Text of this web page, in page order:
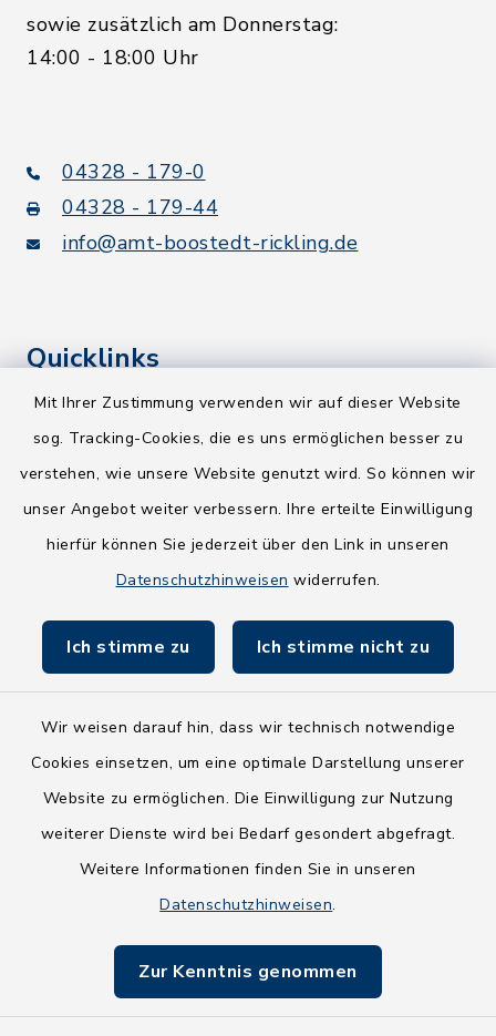
Mit Ihrer Zustimmung verwenden wir auf dieser Website
sog. Tracking-Cookies, die es uns ermöglichen besser zu
verstehen, wie unsere Website genutzt wird. So können wir
unser Angebot weiter verbessern. Ihre erteilte Einwilligung
hierfür können Sie jederzeit über den Link in unseren
Datenschutzhinweisen widerrufen.
Ich stimme zu Ich stimme nicht zu
Wir weisen darauf hin, dass wir technisch notwendige
Cookies einsetzen, um eine optimale Darstellung unserer
Website zu ermöglichen. Die Einwilligung zur Nutzung
weiterer Dienste wird bei Bedarf gesondert abgefragt.
Weitere Informationen finden Sie in unseren
Datenschutzhinweisen.
Zur Kenntnis genommen
sowie zusätzlich am Donnerstag:
14:00 - 18:00 Uhr
04328 - 179-0
04328 - 179-44
info@amt-boostedt-rickling.de
Quicklinks
Kreis Segeberg
NEU! Amtsbroschüre 2026
Holsteiner Auenland
Fundbüro
Barrierefreiheit
Impressum